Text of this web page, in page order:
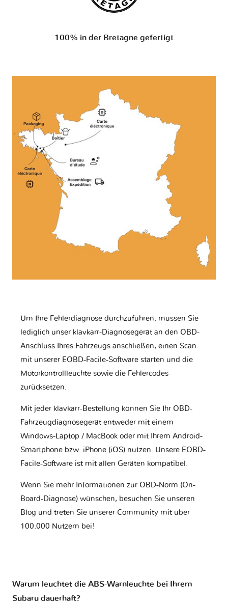
100% in der Bretagne gefertigt
Um Ihre Fehlerdiagnose durchzuführen, müssen Sie
lediglich unser klavkarr-Diagnosegerät an den OBD-
Anschluss Ihres Fahrzeugs anschließen, einen Scan
mit unserer EOBD-Facile-Software starten und die
Motorkontrollleuchte sowie die Fehlercodes
zurücksetzen.
Mit jeder klavkarr-Bestellung können Sie Ihr OBD-
Fahrzeugdiagnosegerät entweder mit einem
Windows-Laptop / MacBook oder mit Ihrem Android-
Smartphone bzw. iPhone (iOS) nutzen. Unsere EOBD-
Facile-Software ist mit allen Geräten kompatibel.
Wenn Sie mehr Informationen zur OBD-Norm (On-
Board-Diagnose) wünschen, besuchen Sie unseren
Blog und treten Sie unserer Community mit über
100.000 Nutzern bei!
Warum leuchtet die ABS-Warnleuchte bei Ihrem
Subaru dauerhaft?